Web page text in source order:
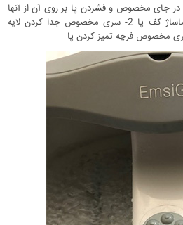
در جای مخصوص و فشردن پا بر روی آن از آنها
استفاده کرد 1- سری مخصوص ماساژ کف پا 2- سری مخصوص جدا کردن لایه